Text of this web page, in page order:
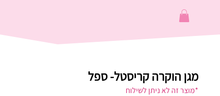
מגן הוקרה קריסטל- ספל
*מוצר זה לא ניתן לשילוח